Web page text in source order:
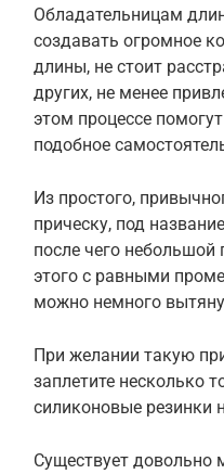
Обладательницам
создавать огромное
длины, не стоит
других, не менее
этом процессе
подобное
Из простого,
прическу, под
после чего
этого с равными
можно немного
При желании такую
заплетите несколько
силиконовые
Существует довольно